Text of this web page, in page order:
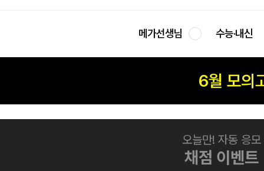
메가선생님 수능·내신
6월 모의
오늘만! 자동 응모
채점 이벤트